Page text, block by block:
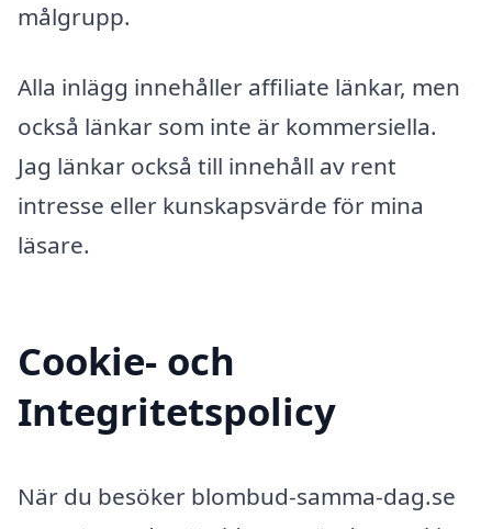
målgrupp.
Alla inlägg innehåller affiliate länkar, men
också länkar som inte är kommersiella.
Jag länkar också till innehåll av rent
intresse eller kunskapsvärde för mina
läsare.
Cookie- och
Integritetspolicy
När du besöker blombud-samma-dag.se